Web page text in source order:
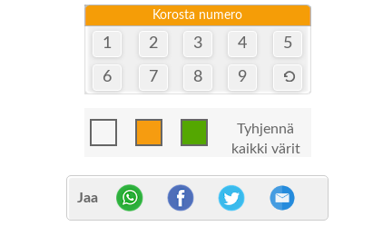
Korosta numero
1 2 3 4 5
6 7 8 9
Tyhjennä
kaikki värit
Jaa